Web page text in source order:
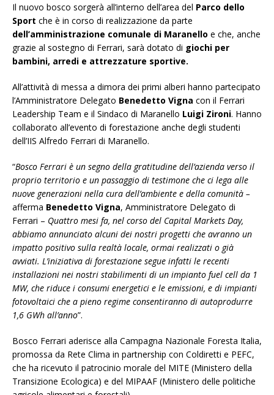
Il nuovo bosco sorgerà all’interno dell’area del Parco dello
Sport che è in corso di realizzazione da parte
dell’amministrazione comunale di Maranello e che, anche
grazie al sostegno di Ferrari, sarà dotato di giochi per
bambini, arredi e attrezzature sportive.
All’attività di messa a dimora dei primi alberi hanno partecipato
l’Amministratore Delegato Benedetto Vigna con il Ferrari
Leadership Team e il Sindaco di Maranello Luigi Zironi. Hanno
collaborato all’evento di forestazione anche degli studenti
dell’IIS Alfredo Ferrari di Maranello.
“Bosco Ferrari è un segno della gratitudine dell’azienda verso il
proprio territorio e un passaggio di testimone che ci lega alle
nuove generazioni nella cura dell’ambiente e della comunità –
afferma Benedetto Vigna, Amministratore Delegato di
Ferrari – Quattro mesi fa, nel corso del Capital Markets Day,
abbiamo annunciato alcuni dei nostri progetti che avranno un
impatto positivo sulla realtà locale, ormai realizzati o già
avviati. L’iniziativa di forestazione segue infatti le recenti
installazioni nei nostri stabilimenti di un impianto fuel cell da 1
MW, che riduce i consumi energetici e le emissioni, e di impianti
fotovoltaici che a pieno regime consentiranno di autoprodurre
1,6 GWh all’anno”.
Bosco Ferrari aderisce alla Campagna Nazionale Foresta Italia,
promossa da Rete Clima in partnership con Coldiretti e PEFC,
che ha ricevuto il patrocinio morale del MITE (Ministero della
Transizione Ecologica) e del MIPAAF (Ministero delle politiche